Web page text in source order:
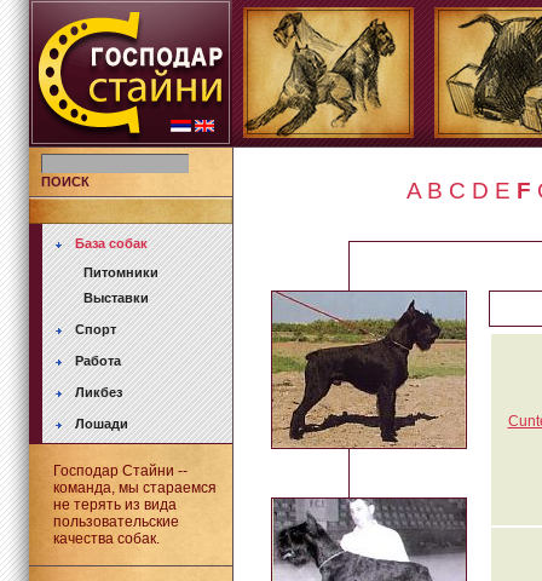
ПОИСК
База собак
Питомники
Выставки
Спорт
Работа
Ликбез
Лошади
Господар Стайни --
команда, мы стараемся
не терять из вида
пользовательские
качества собак.
A B C D E F